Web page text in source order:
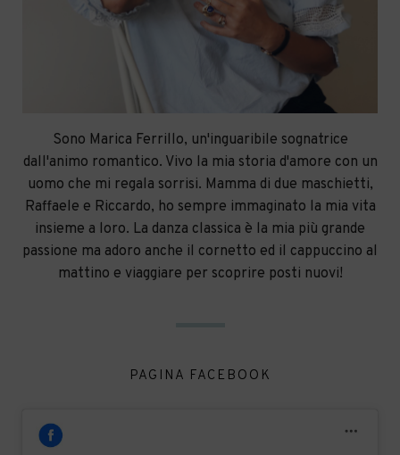
Sono Marica Ferrillo, un'inguaribile sognatrice
dall'animo romantico. Vivo la mia storia d'amore con un
uomo che mi regala sorrisi. Mamma di due maschietti,
Raffaele e Riccardo, ho sempre immaginato la mia vita
insieme a loro. La danza classica è la mia più grande
passione ma adoro anche il cornetto ed il cappuccino al
mattino e viaggiare per scoprire posti nuovi!
PAGINA FACEBOOK